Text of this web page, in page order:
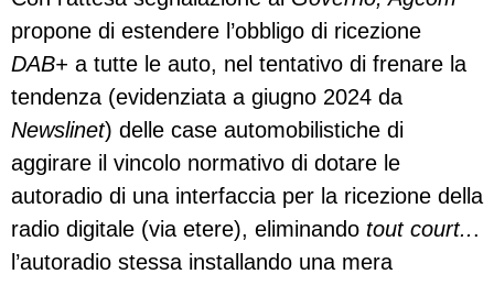
propone di estendere l’obbligo di ricezione
DAB+ a tutte le auto, nel tentativo di frenare la
tendenza (evidenziata a giugno 2024 da
Newslinet) delle case automobilistiche di
aggirare il vincolo normativo di dotare le
autoradio di una interfaccia per la ricezione della
radio digitale (via etere), eliminando tout court...
l’autoradio stessa installando una mera